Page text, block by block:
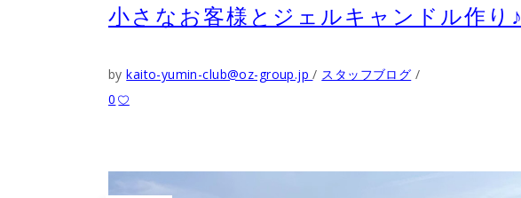
小さなお客様とジェルキャンドル作り♪
bykaito-yumin-club@oz-group.jp スタッフブログ
0